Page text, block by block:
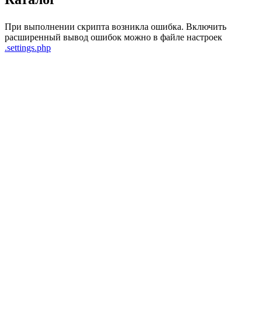
При выполнении скрипта возникла ошибка. Включить
расширенный вывод ошибок можно в файле настроек
.settings.php